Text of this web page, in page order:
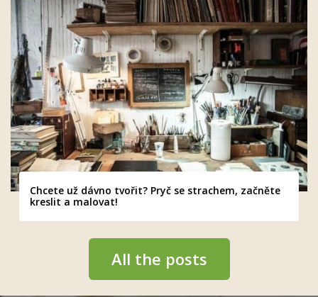
Chcete už dávno tvořit? Pryč se strachem, začněte
kreslit a malovat!
All the posts